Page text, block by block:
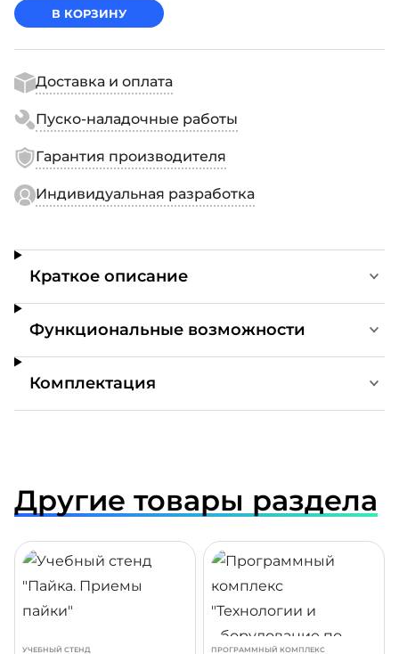
В КОРЗИНУ
Доставка и оплата
Пуско-наладочные работы
Гарантия производителя
Индивидуальная разработка
Краткое описание
Функциональные возможности
Комплектация
Другие товары раздела
УЧЕБНЫЙ СТЕНД ПРОГРАММНЫЙ КОМПЛЕКС
ПОДРОБНЕЕ